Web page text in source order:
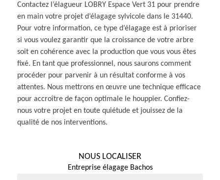
Contactez l’élagueur LOBRY Espace Vert 31 pour prendre
en main votre projet d’élagage sylvicole dans le 31440.
Pour votre information, ce type d’élagage est à prioriser
si vous voulez garantir que la croissance de votre arbre
soit en cohérence avec la production que vous vous êtes
fixé. En tant que professionnel, nous saurons comment
procéder pour parvenir à un résultat conforme à vos
attentes. Nous mettrons en œuvre une technique efficace
pour accroître de façon optimale le houppier. Confiez-
nous votre projet en toute quiétude et jouissez de la
qualité de nos interventions.
NOUS LOCALISER
Entreprise élagage Bachos